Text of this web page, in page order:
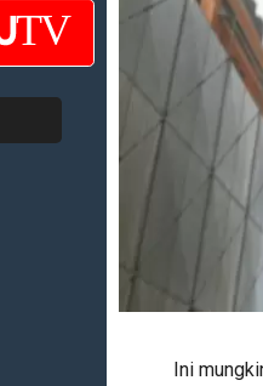
Ini